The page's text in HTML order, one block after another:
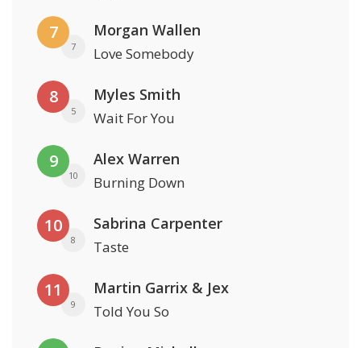
7
7
Morgan Wallen
Love Somebody
8
5
Myles Smith
Wait For You
9
10
Alex Warren
Burning Down
10
8
Sabrina Carpenter
Taste
11
9
Martin Garrix & Jex
Told You So